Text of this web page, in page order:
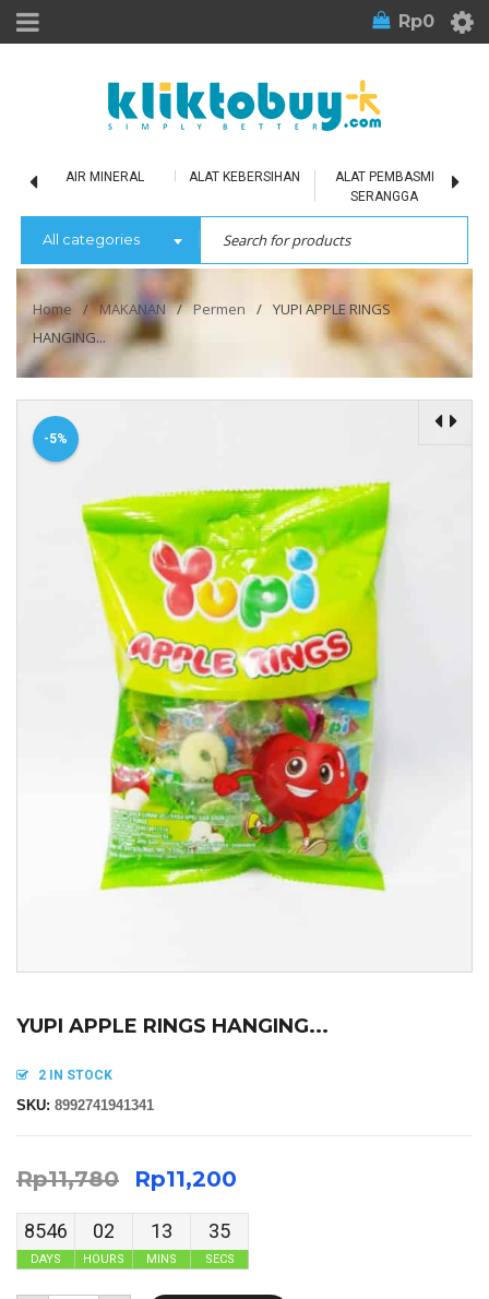
Rp0
AIR MINERAL ALAT KEBERSIHAN
ALAT PEMBASMI
SERANGGA
All categories
Home / MAKANAN / Permen / YUPI APPLE RINGS
HANGING...
-5%
YUPI APPLE RINGS HANGING...
2 IN STOCK
SKU: 8992741941341
Rp11,780 Rp11,200
8546
DAYS
02
HOURS
13
MINS
34
SECS